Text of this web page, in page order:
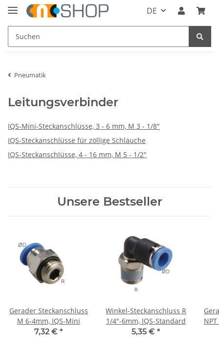
DE
Pneumatik
Leitungsverbinder
IQS-Mini-Steckanschlüsse, 3 - 6 mm, M 3 - 1/8"
IQS-Steckanschlüsse für zöllige Schläuche
IQS-Steckanschlüsse, 4 - 16 mm, M 5 - 1/2"
Unsere Bestseller
Gerader Steckanschluss
M 6-4mm, IQS-Mini
7,32 € *
Winkel-Steckanschluss R
1/4"-6mm, IQS-Standard
5,35 € *